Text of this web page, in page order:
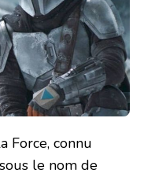
Force, connu
le nom de